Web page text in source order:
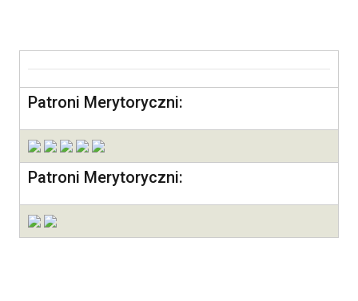
Patroni Merytoryczni:
Patroni Merytoryczni: